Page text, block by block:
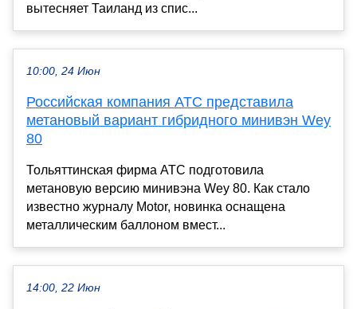
вытесняет Таиланд из спис...
10:00, 24 Июн
Российская компания АТС представила
метановый вариант гибридного минивэн Wey
80
Тольяттинская фирма АТС подготовила
метановую версию минивэна Wey 80. Как стало
известно журналу Motor, новинка оснащена
металлическим баллоном вмест...
14:00, 22 Июн